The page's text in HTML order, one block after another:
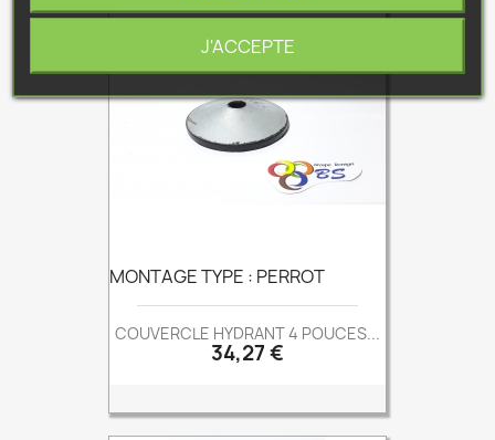
MONTAGE TYPE : PERROT
COUVERCLE HYDRANT 4 POUCES...
Prix
34,27 €
J'ACCEPTE